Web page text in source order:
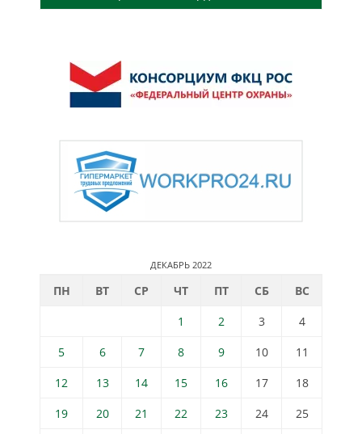
ДЕКАБРЬ 2022
ПН ВТ СР ЧТ ПТ СБ
ВС
1
2 3
4
5
6 7 8 9 10
11
12
13 14 15 16 17
18
19
20 21 22 23 24
25